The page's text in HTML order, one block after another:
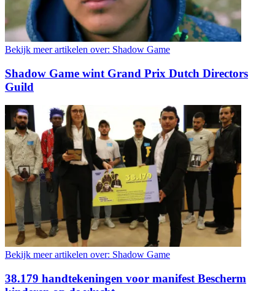
Bekijk meer artikelen over: Shadow Game
Shadow Game wint Grand Prix Dutch Directors
Guild
Bekijk meer artikelen over: Shadow Game
38.179 handtekeningen voor manifest Bescherm